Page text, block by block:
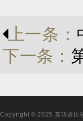
上一条：
下一条：
Copyright © 2025 英汉语